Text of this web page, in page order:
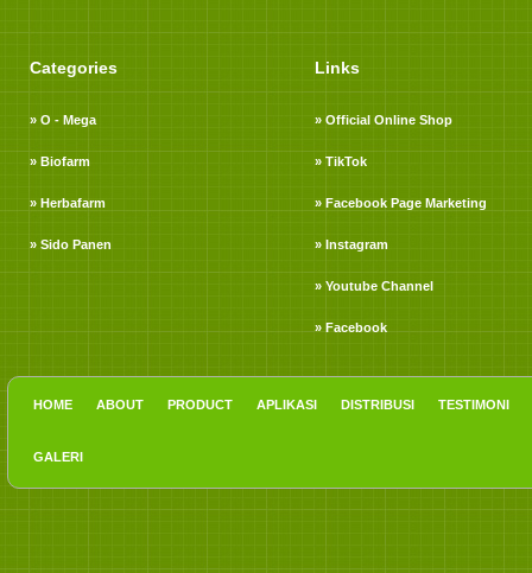
Categories
» O - Mega
» Biofarm
» Herbafarm
» Sido Panen
Links
» Official Online Shop
» TikTok
» Facebook Page Marketing
» Instagram
» Youtube Channel
» Facebook
HOME ABOUT PRODUCT APLIKASI DISTRIBUSI TESTIMONI
GALERI